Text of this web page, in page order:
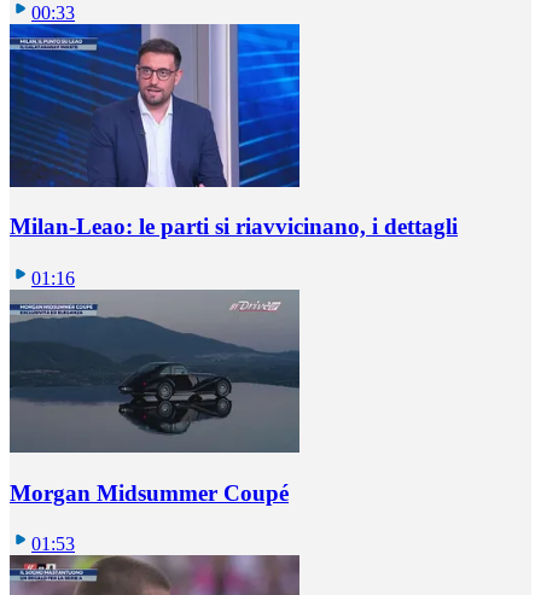
00:33
Milan-Leao: le parti si riavvicinano, i dettagli
01:16
Morgan Midsummer Coupé
01:53